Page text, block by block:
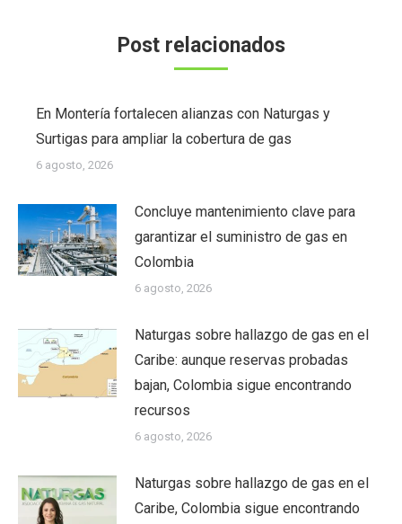
Post relacionados
En Montería fortalecen alianzas con Naturgas y
Surtigas para ampliar la cobertura de gas
6 agosto, 2026
Concluye mantenimiento clave para
garantizar el suministro de gas en
Colombia
6 agosto, 2026
Naturgas sobre hallazgo de gas en el
Caribe: aunque reservas probadas
bajan, Colombia sigue encontrando
recursos
6 agosto, 2026
Naturgas sobre hallazgo de gas en el
Caribe, Colombia sigue encontrando